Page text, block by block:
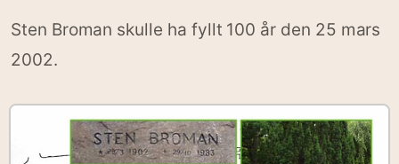
Sten Broman skulle ha fyllt 100 år den 25 mars
2002.